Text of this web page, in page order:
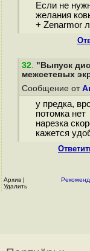
Если не
желания
+ Zenarmor
32. "Выпуск
межсетевых
Сообщение от
у предка,
потомка нет
нарезка
кажется
Архив |
Удалить